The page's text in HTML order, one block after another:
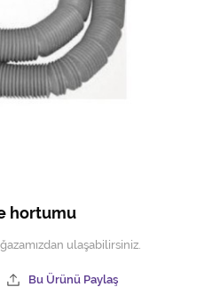
hortumu
ulaşabilirsiniz.
Bu Ürünü Paylaş